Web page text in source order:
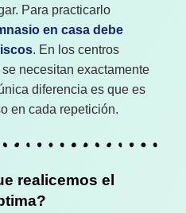
Para practicarlo
en casa debe
. En los centros
necesitan exactamente
diferencia es que es
en cada repetición.
realicemos el